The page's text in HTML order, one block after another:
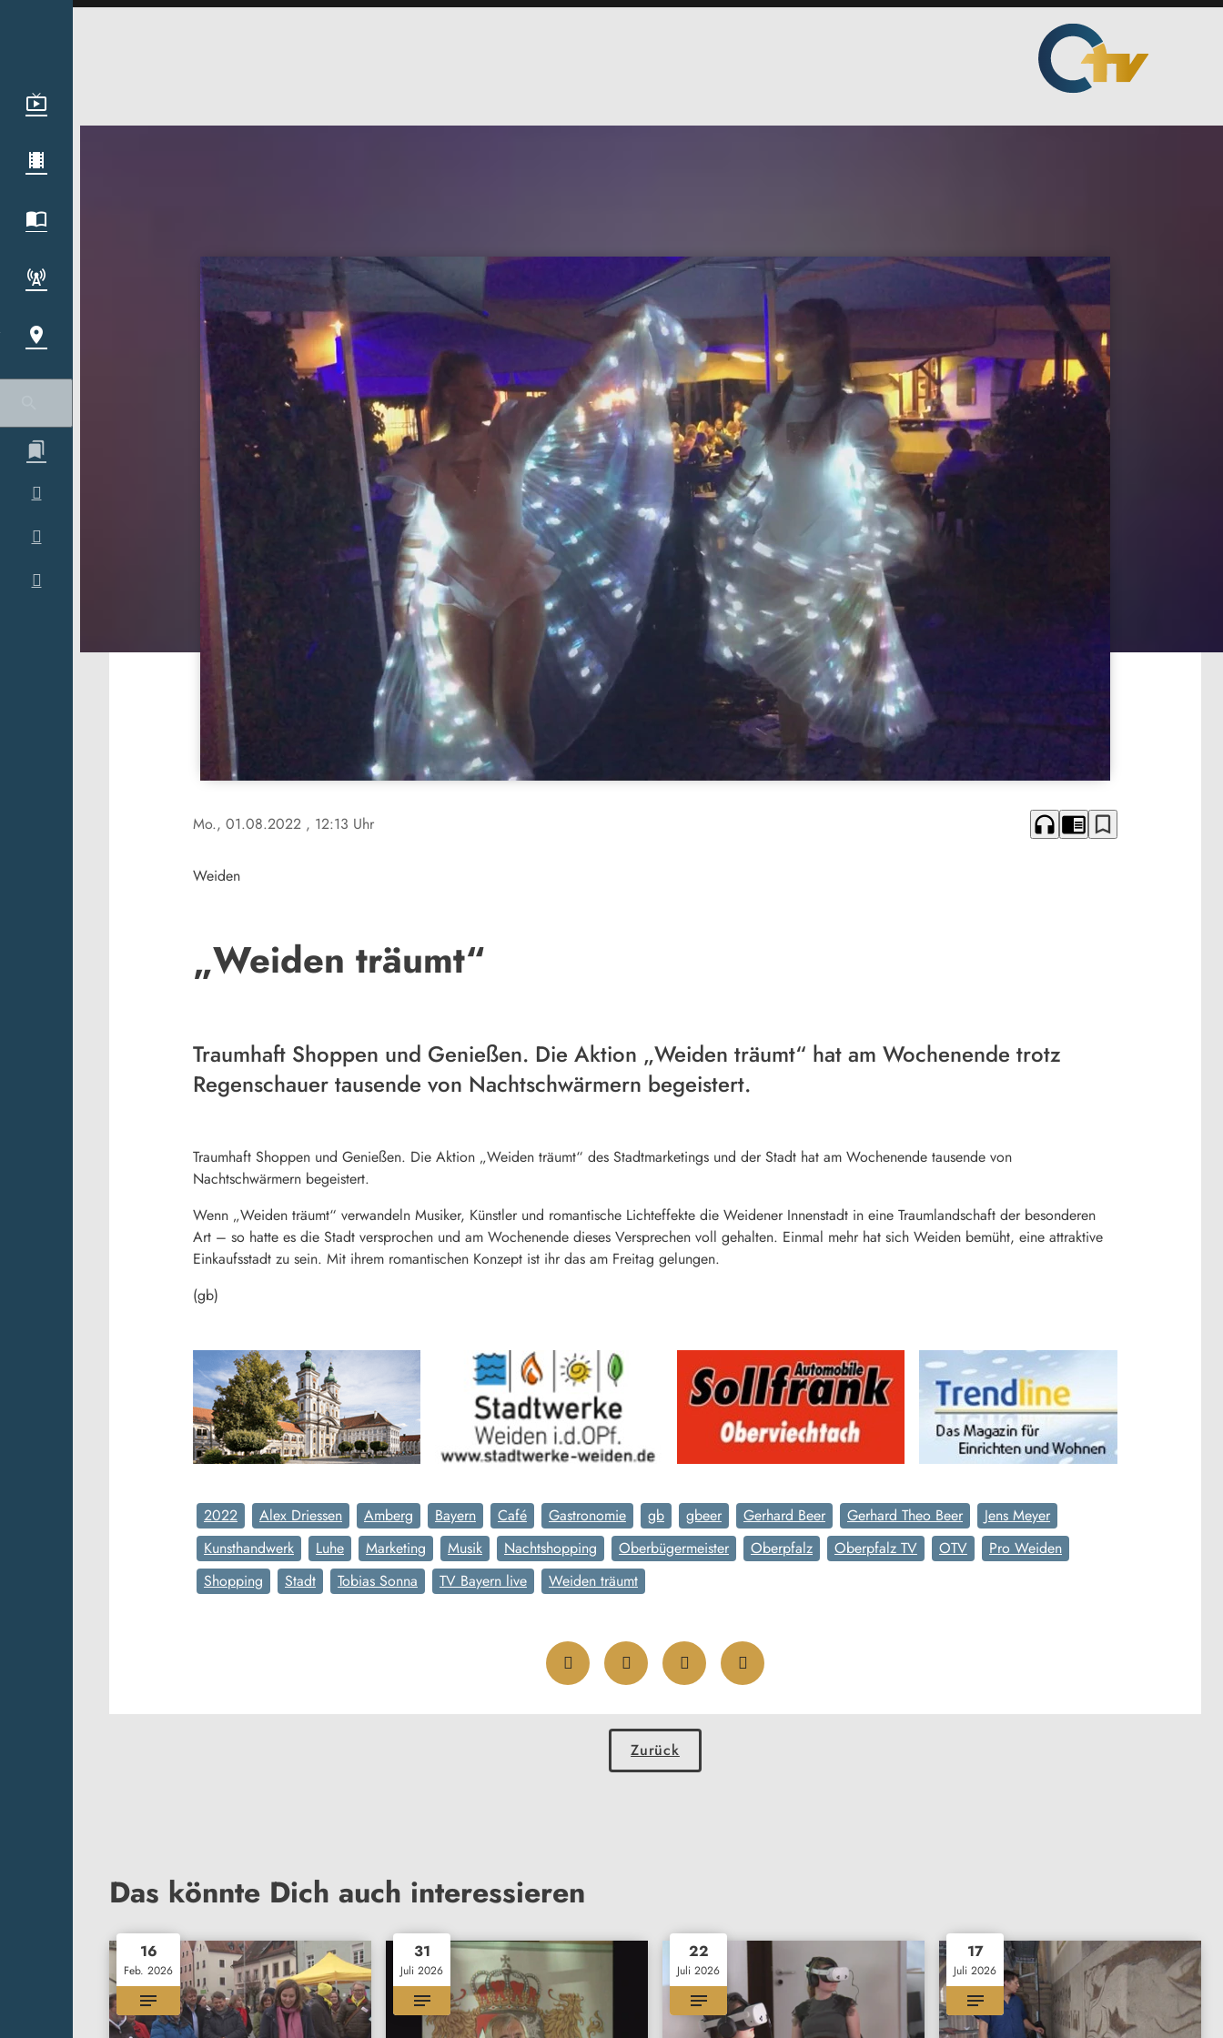
Mo., 01.08.2022 , 12:13 Uhr headphones chrome_reader_mode bookmark_border
Weiden
„Weiden träumt“
Traumhaft Shoppen und Genießen. Die Aktion „Weiden träumt“ hat am Wochenende trotz
Regenschauer tausende von Nachtschwärmern begeistert.
Traumhaft Shoppen und Genießen. Die Aktion „Weiden träumt“ des Stadtmarketings und der Stadt hat am Wochenende tausende von
Nachtschwärmern begeistert.
Wenn „Weiden träumt“ verwandeln Musiker, Künstler und romantische Lichteffekte die Weidener Innenstadt in eine Traumlandschaft der besonderen
Art – so hatte es die Stadt versprochen und am Wochenende dieses Versprechen voll gehalten. Einmal mehr hat sich Weiden bemüht, eine attraktive
Einkaufsstadt zu sein. Mit ihrem romantischen Konzept ist ihr das am Freitag gelungen.
(gb)
2022 Alex Driessen Amberg Bayern Café Gastronomie gb gbeer Gerhard Beer Gerhard Theo Beer
Jens Meyer
Kunsthandwerk
Luhe Marketing Musik Nachtshopping Oberbügermeister Oberpfalz Oberpfalz TV OTV
Pro Weiden
Shopping
Stadt Tobias Sonna TV Bayern live Weiden träumt
Zurück
Das könnte Dich auch interessieren
16
Feb. 2026
31
Juli 2026
22
Juli 2026
17
Juli 2026